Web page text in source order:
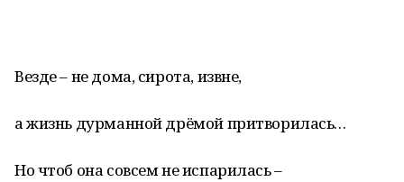
Везде – не дома, сирота, извне,
а жизнь дурманной дрёмой притворилась…
Но чтоб она совсем не испарилась –